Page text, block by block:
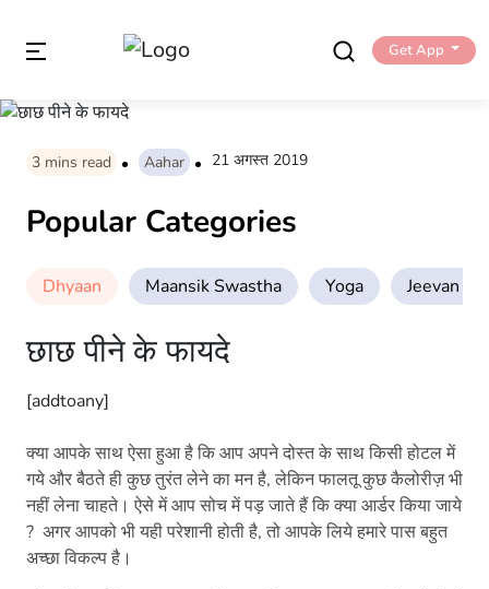
Get App
3 mins read Aahar 21 अगस्त 2019
Popular Categories
Dhyaan Maansik Swastha Yoga Jeevan
छाछ पीने के फायदे
[addtoany]
क्या आपके साथ ऐसा हुआ है कि आप अपने दोस्त के साथ किसी होटल में
गये और बैठते ही कुछ तुरंत लेने का मन है, लेकिन फालतू कुछ कैलोरीज़ भी
नहीं लेना चाहते। ऐसे में आप सोच में पड़ जाते हैं कि क्या आर्डर किया जाये
? अगर आपको भी यही परेशानी होती है, तो आपके लिये हमारे पास बहुत
अच्छा विकल्प है।